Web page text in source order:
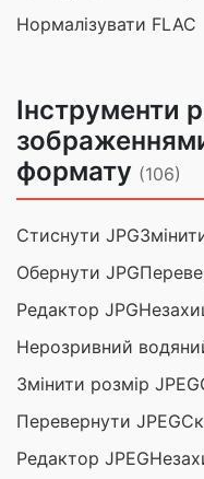
Нормалізувати FLAC
Інструменти
формату (106)
Стиснути JPG
Обернути JPG
Редактор JPG
Нерозривний
Змінити розмір JPEG
Перевернути JPEG
Редактор JPEG